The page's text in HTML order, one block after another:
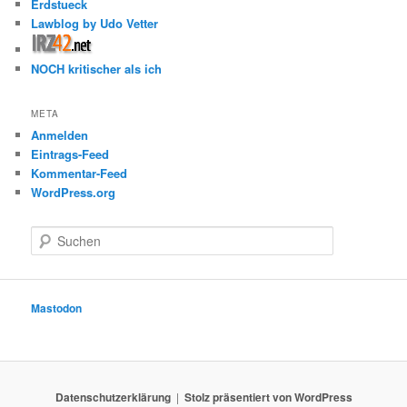
Erdstueck
Lawblog by Udo Vetter
NOCH kritischer als ich
META
Anmelden
Eintrags-Feed
Kommentar-Feed
WordPress.org
u
e
Mastodon
Datenschutzerklärung Stolz präsentiert von WordPress